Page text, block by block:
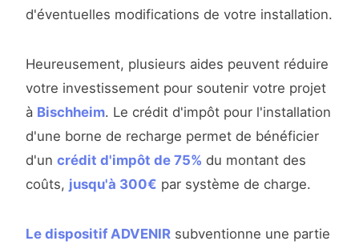
d'éventuelles modifications de votre installation.
Heureusement, plusieurs aides peuvent réduire
votre investissement pour soutenir votre projet
à Bischheim. Le crédit d'impôt pour l'installation
d'une borne de recharge permet de bénéficier
d'un crédit d'impôt de 75% du montant des
coûts, jusqu'à 300€ par système de charge.
Le dispositif ADVENIR subventionne une partie